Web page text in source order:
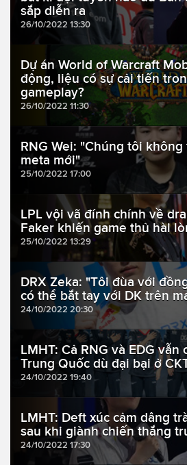
sắp diễn ra
26/10/2022 13:30
Dự án World of Warcraft
động, liệu có sự cải tiến
gameplay?
26/10/2022 11:30
RNG Wei: "Chúng tôi
meta mới"
25/10/2022 17:00
LPL vội vã đính chính về
Faker khiến game thủ hài
25/10/2022 13:29
DRX Zeka: "Tôi đùa với
có thể bắt tay với DK trên
24/10/2022 20:30
LMHT: Cả RNG và EDG vẫn
Trung Quốc dù đại bại ở
24/10/2022 19:40
LMHT: Deft xúc cảm dâng
sau khi giành chiến thắng
24/10/2022 17:30